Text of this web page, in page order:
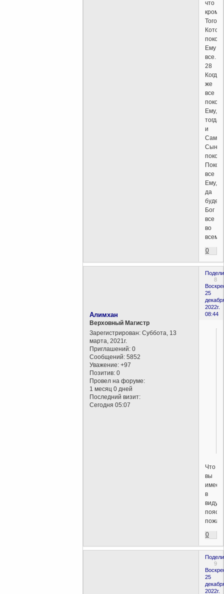
что
кроме
Того,
Ему
все.
28
Когда
же
все
Ему,
тогда
и
Сам
Сын
все
Ему,
да
будет
Бог
все
во
всем.
0
8
25
2022г.
08:44
Алимхан
Верховный Магистр
Зарегистрирован: Суббота, 13
марта, 2021г.
Приглашений: 0
Сообщений: 5852
Уважение: +97
Позитив: 0
Провел на форуме:
1 месяц 0 дней
Последний визит:
Сегодня 05:07
Что
вы
в
виду
0
9
25
2022г.